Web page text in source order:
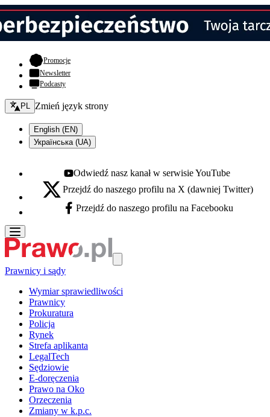
Promocje- otwiera się w nowej karcie
Newsletter
Podcasty
Zmień język - bieżący:
PL Zmień język strony
English (EN)
Українська (UA)
Youtube - otwiera się w nowej karcie
Odwiedź nasz kanał w serwisie YouTube
X - otwiera się w nowej karcie
Przejdź do naszego profilu na X (dawniej Twitter)
Facebook - otwiera się w nowej karcie
Przejdź do naszego profilu na Facebooku
Prawnicy i sądy
Wymiar sprawiedliwości
Prawnicy
Prokuratura
Policja
Rynek
Strefa aplikanta
LegalTech
Sędziowie
E-doręczenia
Prawo na Oko
Orzeczenia
Zmiany w k.p.c.